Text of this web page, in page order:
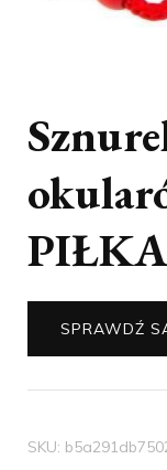
PIŁKA
SPRAWDŹ
SKU: